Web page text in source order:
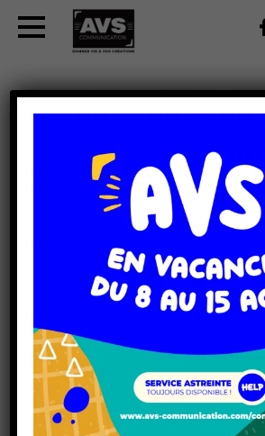
DÉCOR DU BUS
Spécialiste en signalétique imprimée,
Communication réalise dans son